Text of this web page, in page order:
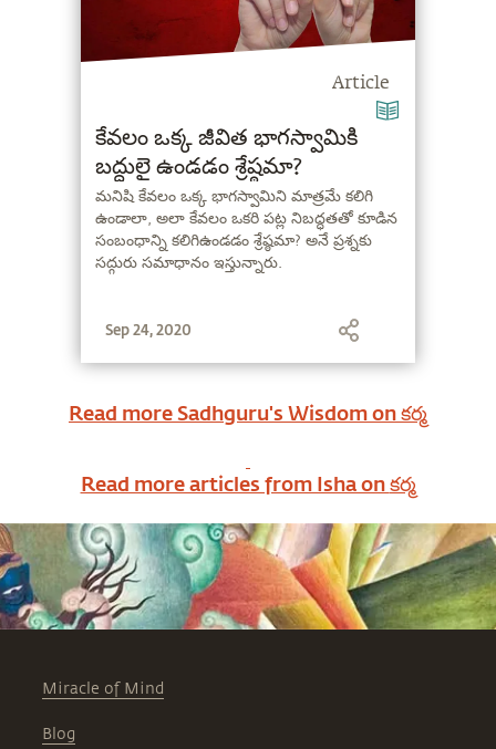
Article
కేవలం ఒక్క జీవిత భాగస్వామికి
బద్ధులై ఉండడం శ్రేష్ఠమా?
మనిషి కేవలం ఒక్క భాగస్వామిని మాత్రమే కలిగి
ఉండాలా, అలా కేవలం ఒకరి పట్ల నిబద్ధతతో కూడిన
సంబంధాన్ని కలిగిఉండడం శ్రేష్ఠమా? అనే ప్రశ్నకు
సద్గురు సమాధానం ఇస్తున్నారు.
Sep 24, 2020
Read more Sadhguru's Wisdom onకర్మ
Read more articles from Isha onకర్మ
Miracle of Mind
Blog